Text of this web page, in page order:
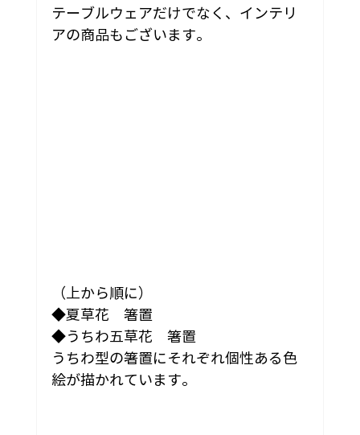
テーブルウェアだけでなく、インテリ
アの商品もございます。
（上から順に）
◆夏草花　箸置
◆うちわ五草花　箸置
うちわ型の箸置にそれぞれ個性ある色
絵が描かれています。